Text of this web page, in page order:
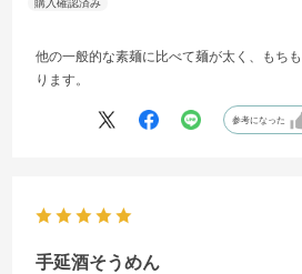
他の一般的な素麺に比べて麺が太く、もち
ります。
参考になった
手延酒そうめん